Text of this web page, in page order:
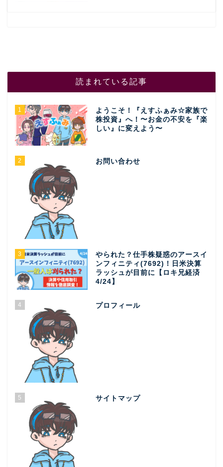
読まれている記事
1
ようこそ！『えすふぁみ☆家族で
株投資』へ！〜お金の不安を『楽
しい』に変えよう〜
2 お問い合わせ
3
やられた？仕手株疑惑のアースイ
ンフィニティ(7692)！日米決算
ラッシュが目前に【ロキ兄経済
4/24】
4 プロフィール
5 サイトマップ